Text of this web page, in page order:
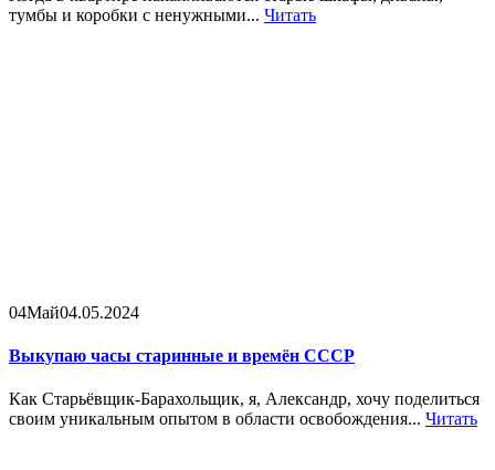
тумбы и коробки с ненужными... Читать
04Май04.05.2024
Выкупаю часы старинные и времён СССР
Как Старьёвщик-Барахольщик, я, Александр, хочу поделиться
своим уникальным опытом в области освобождения... Читать